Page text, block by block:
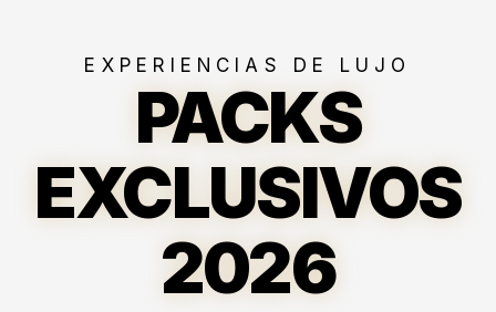
EXPERIENCIAS DE LUJO
PACKS
EXCLUSIVOS
2026